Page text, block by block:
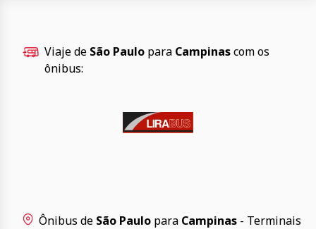
Viaje de São Paulo para Campinascom os
ônibus:
Ônibus de São Paulo para Campinas - Terminais